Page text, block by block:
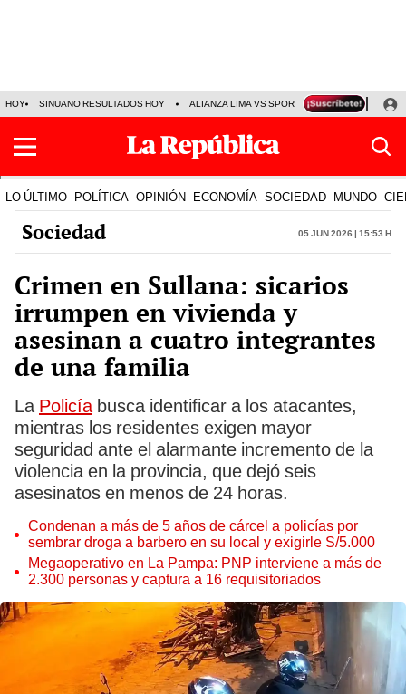
HOY SINUANO RESULTADOS HOY ALIANZA LIMA VS SPORT BOYS JORGE
LO ÚLTIMO POLÍTICA OPINIÓN ECONOMÍA SOCIEDAD MUNDO
Sociedad 05 Jun 2026 | 15:53 h
Crimen en Sullana: sicarios
irrumpen en vivienda y
asesinan a cuatro integrantes
de una familia
La Policíabusca identificar a los atacantes,
mientras los residentes exigen mayor
seguridad ante el alarmante incremento de la
violencia en la provincia, que dejó seis
asesinatos en menos de 24 horas.
Condenan a más de 5 años de cárcel a policías por
sembrar droga a barbero en su local y exigirle S/5.000
Megaoperativo en La Pampa: PNP interviene a más de
2.300 personas y captura a 16 requisitoriados